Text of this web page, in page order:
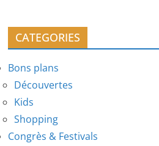
CATEGORIES
Bons plans
Découvertes
Kids
Shopping
Congrès & Festivals